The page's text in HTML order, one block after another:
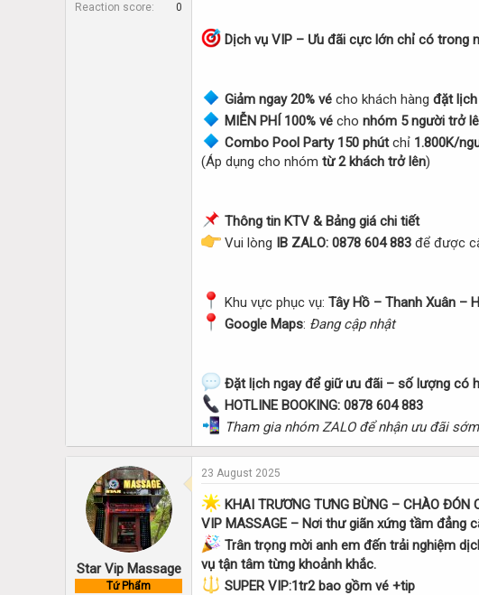
Reaction score
0
Dịch vụ VIP – Ưu đãi cực lớn chỉ có trong
Giảm ngay 20% vé cho khách hàng đặt
MIỄN PHÍ 100% vé cho nhóm 5 người trở
Combo Pool Party 150 phútchỉ 1.800K/
(Áp dụng cho nhóm từ 2 khách trở lên)
Thông tin KTV & Bảng giá chi tiết
Vui lòng IB ZALO: 0878 604 883 để được
Khu vực phục vụ: Tây Hồ – Thanh Xuân –
Google Maps: Đang cập nhật
Đặt lịch ngay để giữ ưu đãi – số lượng có
HOTLINE BOOKING: 0878 604 883
Tham gia nhóm ZALO để nhận ưu đãi
Star Vip Massage
Tứ Phẩm
23 August 2025
KHAI TRƯƠNG TƯNG BỪNG – CHÀO ĐÓN
VIP MASSAGE – Nơi thư giãn xứng tầm đẳng
Trân trọng mời anh em đến trải nghiệm
vụ tận tâm từng khoảnh khắc.
SUPER VIP:1tr2 bao gồm vé +tip